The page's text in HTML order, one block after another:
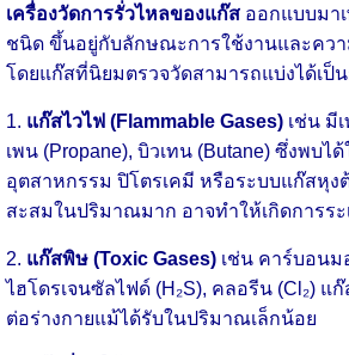
เครื่องวัดการรั่วไหลของแก๊สออกแบบมา
ชนิด ขึ้นอยู่กับลักษณะการใช้งานและควา
โดยแก๊สที่นิยมตรวจวัดสามารถแบ่งได้เป็
1. แก๊สไวไฟ (Flammable Gases)เช่น มีเ
เพน (Propane), บิวเทน (Butane) ซึ่งพบไ
อุตสาหกรรม ปิโตรเคมี หรือระบบแก๊สหุง
สะสมในปริมาณมาก อาจทำให้เกิดการระ
2. แก๊สพิษ (Toxic Gases)เช่น คาร์บอนม
ไฮโดรเจนซัลไฟด์ (H₂S), คลอรีน (Cl₂) แ
ต่อร่างกายแม้ได้รับในปริมาณเล็กน้อย